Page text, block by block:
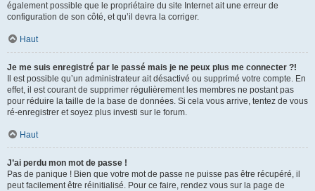
également possible que le propriétaire du site Internet ait une erreur de
configuration de son côté, et qu’il devra la corriger.
Haut
Je me suis enregistré par le passé mais je ne peux plus me connecter ?!
Il est possible qu’un administrateur ait désactivé ou supprimé votre compte. En
effet, il est courant de supprimer régulièrement les membres ne postant pas
pour réduire la taille de la base de données. Si cela vous arrive, tentez de vous
ré-enregistrer et soyez plus investi sur le forum.
Haut
J’ai perdu mon mot de passe !
Pas de panique ! Bien que votre mot de passe ne puisse pas être récupéré, il
peut facilement être réinitialisé. Pour ce faire, rendez vous sur la page de